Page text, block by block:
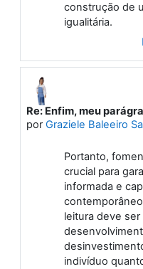
construção de
igualitária.
Em resposta à Primeiro
Re: Enfim, meu
porGraziele Baleeiro
Portanto,
crucial para
informada e
leitura deve
indivíduo